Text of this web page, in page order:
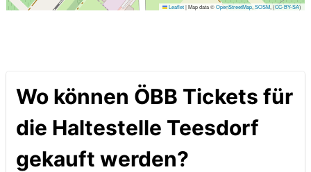
Leaflet|Map data ©OpenStreetMap ,SOSM , (CC-BY-SA)
Wo können ÖBB Tickets für
die Haltestelle Teesdorf
gekauft werden?